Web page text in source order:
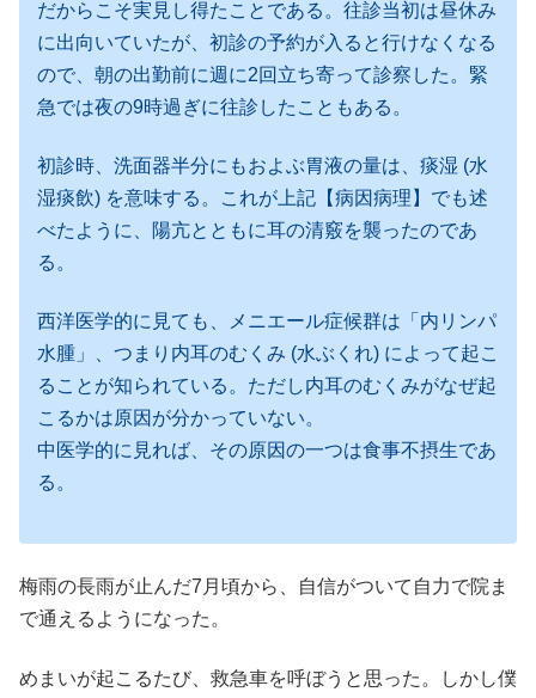
だからこそ実見し得たことである。往診当初は昼休み
に出向いていたが、初診の予約が入ると行けなくなる
ので、朝の出勤前に週に2回立ち寄って診察した。緊
急では夜の9時過ぎに往診したこともある。
初診時、洗面器半分にもおよぶ胃液の量は、痰湿 (水
湿痰飲) を意味する。これが上記【病因病理】でも述
べたように、陽亢とともに耳の清竅を襲ったのであ
る。
西洋医学的に見ても、メニエール症候群は「内リンパ
水腫」、つまり内耳のむくみ (水ぶくれ) によって起こ
ることが知られている。ただし内耳のむくみがなぜ起
こるかは原因が分かっていない。
中医学的に見れば、その原因の一つは食事不摂生であ
る。
梅雨の長雨が止んだ7月頃から、自信がついて自力で院ま
で通えるようになった。
めまいが起こるたび、救急車を呼ぼうと思った。しかし僕